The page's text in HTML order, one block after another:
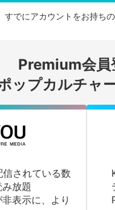
ログインする
すでにアカウントをお持ち
Premium会員
ップカルチャ
されている数
放題
表示に、より